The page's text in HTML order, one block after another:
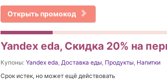
Открыть промокод
Yandex eda, Скидка 20% на
Купоны: Yandex eda, Доставка еды, Продукты, Напитки
Срок истек, но может ещё действовать